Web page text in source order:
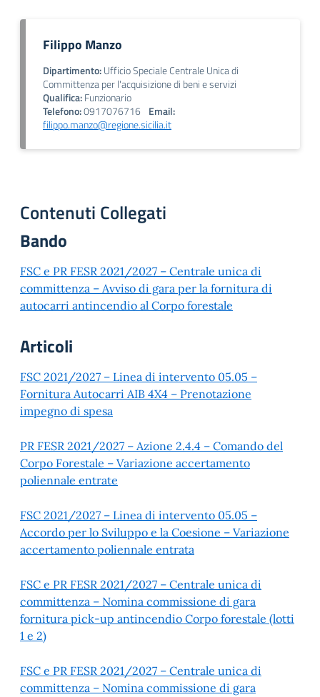
Filippo Manzo
Dipartimento:Ufficio Speciale Centrale Unica di
Committenza per l'acquisizione di beni e servizi
Qualifica:Funzionario
Telefono:0917076716 Email:
filippo.manzo@regione.sicilia.it
Contenuti Collegati
Bando
FSC e PR FESR 2021/2027 – Centrale unica di
committenza – Avviso di gara per la fornitura di
autocarri antincendio al Corpo forestale
Articoli
FSC 2021/2027 – Linea di intervento 05.05 –
Fornitura Autocarri AIB 4X4 – Prenotazione
impegno di spesa
PR FESR 2021/2027 – Azione 2.4.4 – Comando del
Corpo Forestale – Variazione accertamento
poliennale entrate
FSC 2021/2027 – Linea di intervento 05.05 –
Accordo per lo Sviluppo e la Coesione – Variazione
accertamento poliennale entrata
FSC e PR FESR 2021/2027 – Centrale unica di
committenza – Nomina commissione di gara
fornitura pick-up antincendio Corpo forestale (lotti
1 e 2)
FSC e PR FESR 2021/2027 – Centrale unica di
committenza – Nomina commissione di gara